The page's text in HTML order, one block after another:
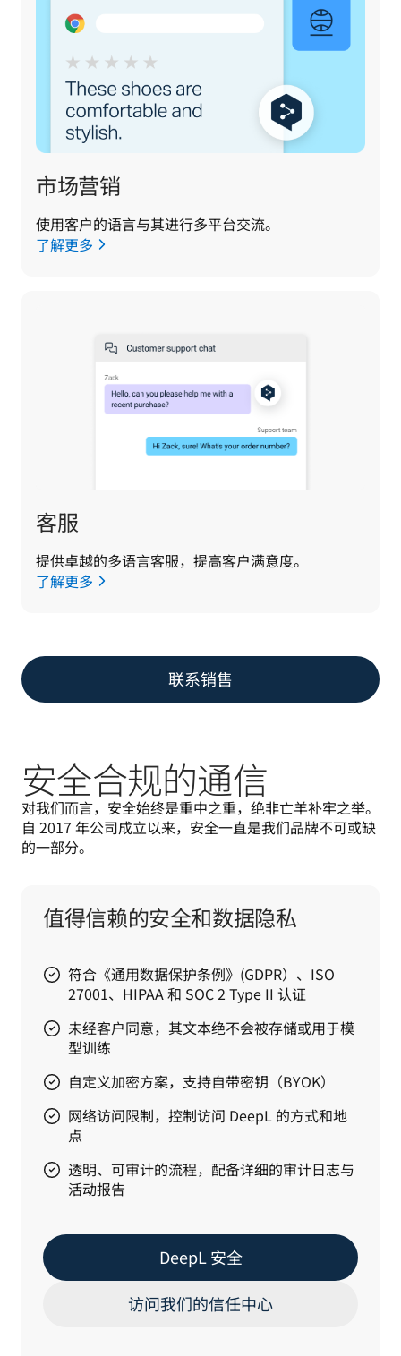
市场营销
使用客户的语言与其进行多平台交流。
了解更多
客服
提供卓越的多语言客服，提高客户满意度。
了解更多
联系销售
安全合规的通信
对我们而言，安全始终是重中之重，绝非亡羊补牢之举。
自 2017 年公司成立以来，安全一直是我们品牌不可或缺
的一部分。
值得信赖的安全和数据隐私
符合《通用数据保护条例》(GDPR）、ISO
27001、HIPAA 和 SOC 2 Type II 认证
未经客户同意，其文本绝不会被存储或用于模
型训练
自定义加密方案，支持自带密钥（BYOK）
网络访问限制，控制访问 DeepL 的方式和地
点
透明、可审计的流程，配备详细的审计日志与
活动报告
DeepL 安全
访问我们的信任中心